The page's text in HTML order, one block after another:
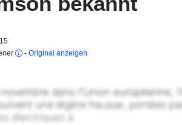
- Original anzeigen